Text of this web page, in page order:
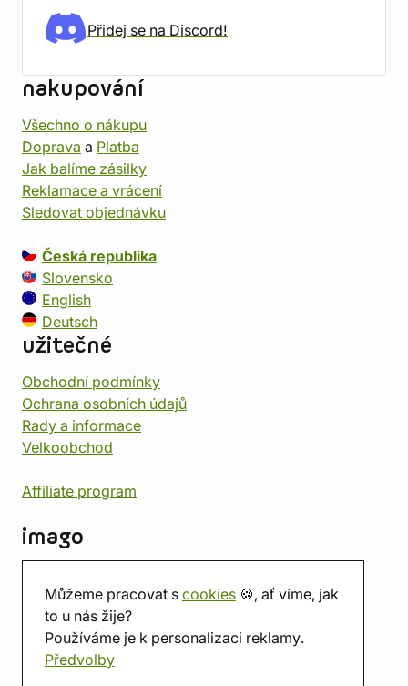
Můžeme pracovat s cookies 🍪, ať víme, jak
to u nás žije?
Používáme je k personalizaci reklamy.
Předvolby
Přidej se na Discord!
nakupování
Všechno o nákupu
Doprava a Platba
Jak balíme zásilky
Reklamace a vrácení
Sledovat objednávku
Česká republika
Slovensko
English
Deutsch
užitečné
Obchodní podmínky
Ochrana osobních údajů
Rady a informace
Velkoobchod
Affiliate program
imago
Prodejna
Herna
O nás
Hodnocení obchodu